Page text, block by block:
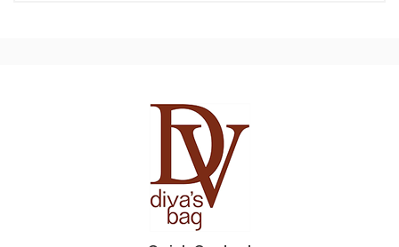
Cilinia